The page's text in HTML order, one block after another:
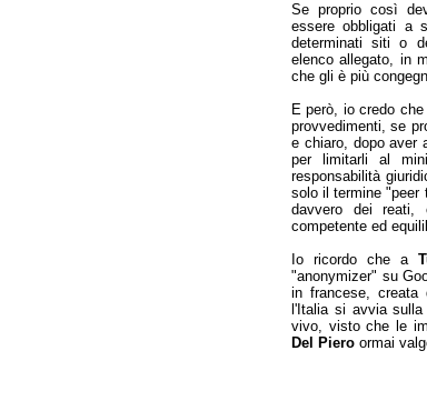
Se proprio così
essere obbligati a
determinati siti o
elenco allegato, in
che gli è più
E però, io credo
provvedimenti, se
e chiaro, dopo aver
per limitarli al
responsabilità
solo il termine "peer
davvero dei reati,
competente ed
Io ricordo che a
"anonymizer" su
in francese, creata
l'Italia si avvia
vivo, visto che le
Del Piero ormai